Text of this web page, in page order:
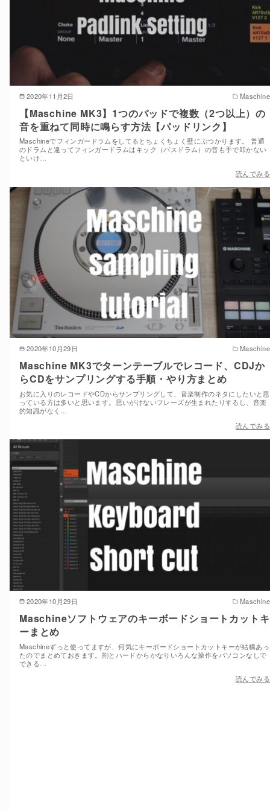
2020年11月2日 Maschine
【Maschine MK3】1つのパッドで複数（2つ以上）の
音を重ねて同時に鳴らす方法【パッドリンク】
Maschineでフィンガードラムをしてるとちょくちょく壁にぶつかります。 普通
のドラムと違ってフィンガードラムはキック（バスドラム）の音も手で叩かない
といけ…
読んでみる
2020年10月29日 Maschine
Maschine MK3でターンテーブルでレコード、CDJか
らCDをサンプリングする手順・やり方まとめ
お気に入りのレコードやCDからサンプリングして、音楽制作のネタにしたいと思
っている方は多いと思います。思いがけないフレーズが生まれたりするし、音楽
的知識がなく…
読んでみる
2020年10月29日 Maschine
Maschineソフトウェアのキーボードショートカットキ
ーまとめ
Maschineずっと使ってますが、何気にキーボードショートカットキーが結構あっ
たのでまとめておきます。割とハードからかなりいろんな操作をパソコンなしで
できる…
読んでみる